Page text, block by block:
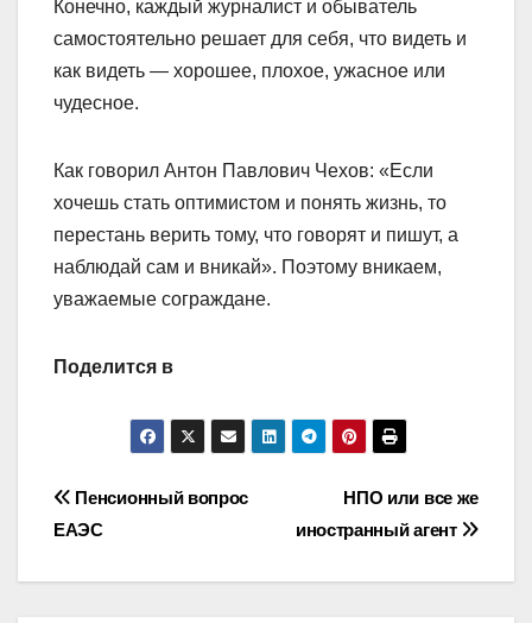
Конечно, каждый журналист и обыватель
самостоятельно решает для себя, что видеть и
как видеть — хорошее, плохое, ужасное или
чудесное.
Как говорил Антон Павлович Чехов: «Если
хочешь стать оптимистом и понять жизнь, то
перестань верить тому, что говорят и пишут, а
наблюдай сам и вникай». Поэтому вникаем,
уважаемые сограждане.
Поделится в
Навигация
НПО или все же
иностранный агент
Пенсионный вопрос
ЕАЭС